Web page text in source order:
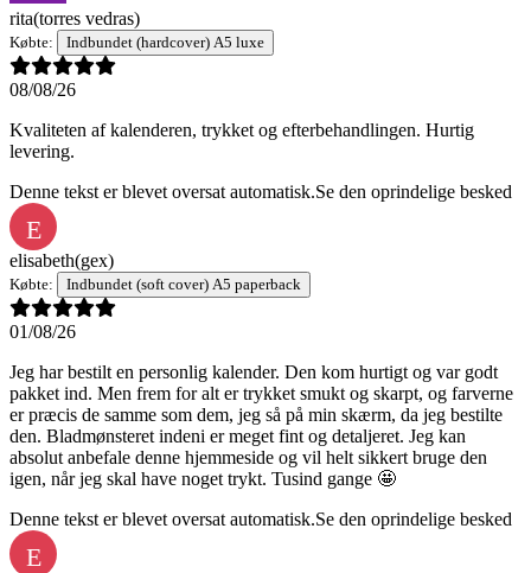
rita(torres vedras)
Købte: Indbundet (hardcover) A5 luxe
08/08/26
Kvaliteten af kalenderen, trykket og efterbehandlingen. Hurtig
levering.
Denne tekst er blevet oversat automatisk.Se den oprindelige besked
E
elisabeth(gex)
Købte: Indbundet (soft cover) A5 paperback
01/08/26
Jeg har bestilt en personlig kalender. Den kom hurtigt og var godt
pakket ind. Men frem for alt er trykket smukt og skarpt, og farverne
er præcis de samme som dem, jeg så på min skærm, da jeg bestilte
den. Bladmønsteret indeni er meget fint og detaljeret. Jeg kan
absolut anbefale denne hjemmeside og vil helt sikkert bruge den
igen, når jeg skal have noget trykt. Tusind gange 🤩
Denne tekst er blevet oversat automatisk.Se den oprindelige besked
E